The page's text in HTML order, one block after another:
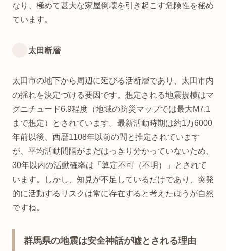
なり、極めて甚大な家屋倒壊を引き起こす危険性を秘め
ています。
太田断層
太田市の地下から周辺に延びる活断層であり、太田市内
の揺れを決定づける要因です。想定される地震規模はマ
グニチュード6.9程度（地域の防災マップでは最大M7.1
まで想定）とされています。最新活動時期は約1万6000
年前以後、西暦1108年以前の間と推定されています
が、平均活動間隔がまだはっきり分かっていないため、
30年以内の活動確率は「算定不可（不明）」とされて
います。しかし、知見が不足しているだけであり、突発
的に活動するリスクは常に存在すると考えたほうが自然
ですね。
群馬県の地震は安全神話が嘘とされる理由